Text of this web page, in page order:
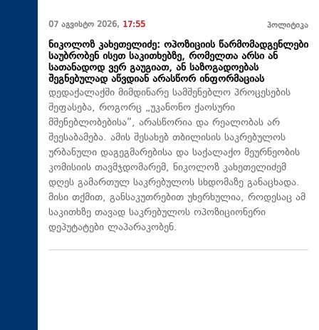
07 აგვისტო 2026, 17:55 პოლიტიკა
ნიკოლოზ კახეთელიძე: ოპოზიციის წარმომადგენლები
საუბრობენ ისეთ საკითხებზე, რომელთა არსი ან
სათანადოდ ვერ გაუგიათ, ან საზოგადოებას
შეგნებულად აწვდიან არასწორ ინფორმაციას
დედაქალაქში მიმდინარე სამშენებლო პროცესების
შეფასება, როგორც „უკანონო ქაოსური
მშენებლობებისა“, არასწორია და რეალობას არ
შეესაბამება. ამის შესახებ თბილისის საკრებულოს
ურბანული დაგეგმარებისა და საქალაქო მეურნეობის
კომისიის თავმჯდომარემ, ნიკოლოზ კახეთელიძემ
დღეს გამართულ საკრებულოს სხდომაზე განაცხადა.
მისი თქმით, განსაკუთრებით უხერხულია, როდესაც ამ
საკითხზე თავად საკრებულოს ოპოზიციონერი
დეპუტატები ლაპარაკობენ.